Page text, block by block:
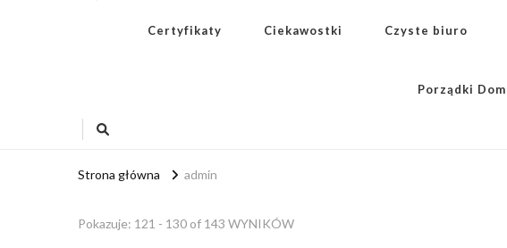
Certyfikaty Ciekawostki Czyste biuro
Porządki
Strona główna admin
Pokazuje: 121 - 130 of 143 WYNIKÓW